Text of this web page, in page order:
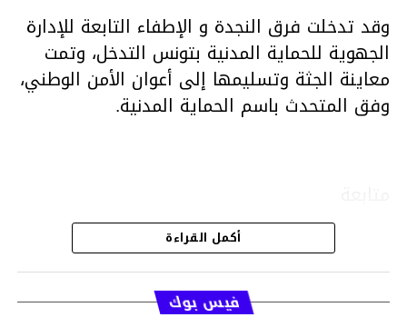
وقد تدخلت فرق النجدة و الإطفاء التابعة للإدارة
الجهوية للحماية المدنية بتونس التدخل، وتمت
معاينة الجثة وتسليمها إلى أعوان الأمن الوطني،
وفق المتحدث باسم الحماية المدنية.
قسم الاخبار
أكمل القراءة
فيس بوك